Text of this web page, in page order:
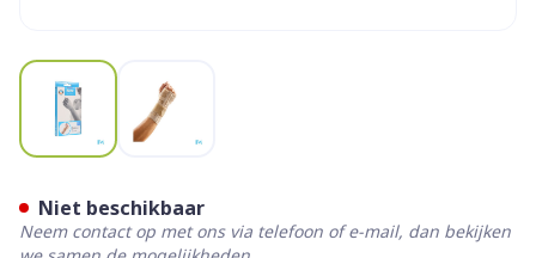
View larger image
Niet beschikbaar
Neem contact op met ons via telefoon of e-mail, dan bekijken